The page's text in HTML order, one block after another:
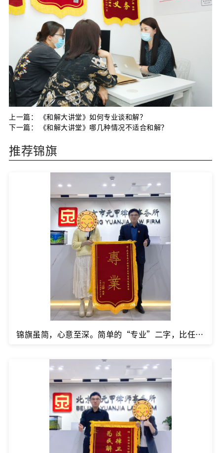
上一篇：
《和解大讲堂》如何专业谈和解？
下一篇：
《和解大讲堂》哪几种情况不适合和解？
推荐锦旗
锦旗虽简，心意至深。简单的“专业”二字，比任何华丽的赞誉都更珍贵